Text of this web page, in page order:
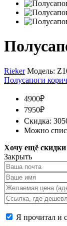
RiekerМодель:
Полусапоги
4900₽
7950₽
Скидка:
Можно
Хочу ещё скидки
Закрыть
Я прочитал и